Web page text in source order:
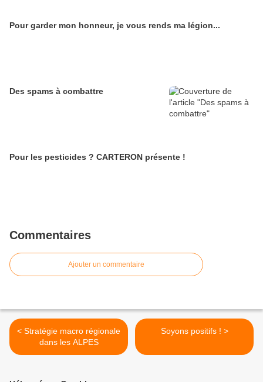
Pour garder mon honneur, je vous rends ma légion...
Des spams à combattre
Pour les pesticides ? CARTERON présente !
Commentaires
Ajouter un commentaire
< Stratégie macro régionale
dans les ALPES
Soyons positifs ! >